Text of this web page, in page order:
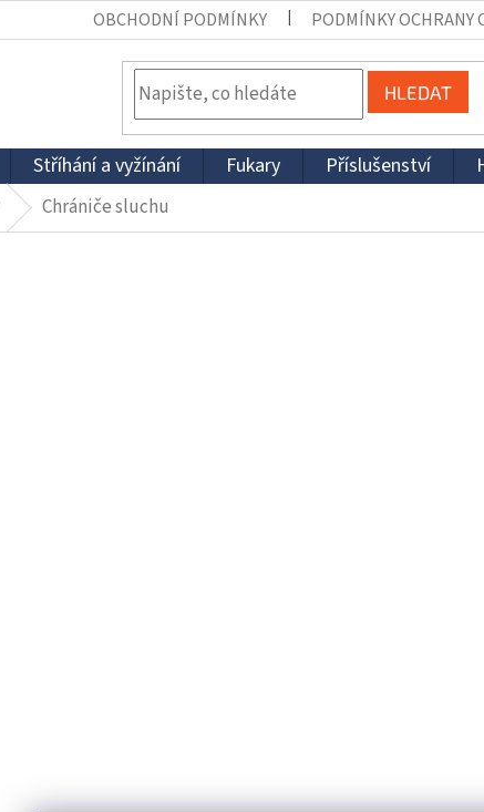
OBCHODNÍ PODMÍNKY PODMÍNKY OCHRANY
HLEDAT
Stříhání a vyžínání Fukary Příslušenství
Chrániče sluchu